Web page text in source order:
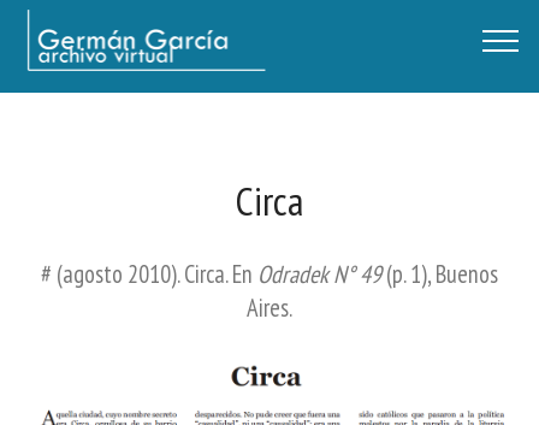
Germán García - Archivo Virtual / Centro Descartes, Buenos Aires
Circa
# (agosto 2010). Circa. En Odradek N° 49(p. 1), Buenos
Aires.